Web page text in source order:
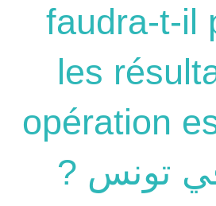
faudra-t-il
les
opération